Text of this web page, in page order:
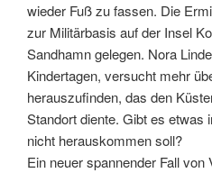
wieder Fuß zu fassen. Die
zur Militärbasis auf der Insel
Sandhamn gelegen. Nora
Kindertagen, versucht mehr
herauszufinden, das den
Standort diente. Gibt es etwas
nicht herauskommen soll?
Ein neuer spannender Fall